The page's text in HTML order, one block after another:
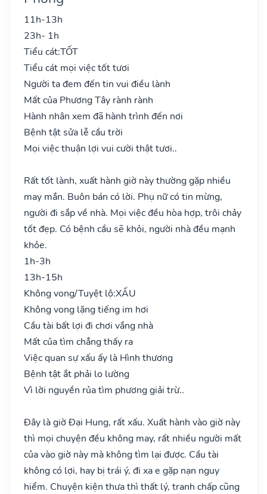
11h-13h
23h- 1h
Tiểu cát:TỐT
Tiểu cát mọi việc tốt tươi
Người ta đem đến tin vui điều lành
Mất của Phương Tây rành rành
Hành nhân xem đã hành trình đến nơi
Bệnh tật sửa lễ cầu trời
Mọi việc thuận lợi vui cười thật tươi..
Rất tốt lành, xuất hành giờ này thường gặp nhiều
may mắn. Buôn bán có lời. Phụ nữ có tin mừng,
người đi sắp về nhà. Mọi việc đều hòa hợp, trôi chảy
tốt đẹp. Có bệnh cầu sẽ khỏi, người nhà đều mạnh
khỏe.
1h-3h
13h-15h
Không vong/Tuyệt lộ:XẤU
Không vong lặng tiếng im hơi
Cầu tài bất lợi đi chơi vắng nhà
Mất của tìm chẳng thấy ra
Việc quan sự xấu ấy là Hình thương
Bệnh tật ắt phải lo lường
Vì lời nguyền rủa tìm phương giải trừ..
Đây là giờ Đại Hung, rất xấu. Xuất hành vào giờ này
thì mọi chuyện đều không may, rất nhiều người mất
của vào giờ này mà không tìm lại được. Cầu tài
không có lợi, hay bị trái ý, đi xa e gặp nạn nguy
hiểm. Chuyện kiện thưa thì thất lý, tranh chấp cũng